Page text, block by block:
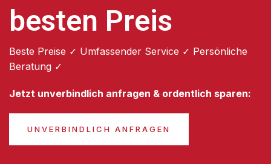
besten Preis
Beste Preise ✓ Umfassender Service ✓ Persönliche
Beratung ✓
Jetzt unverbindlich anfragen & ordentlich sparen:
UNVERBINDLICH ANFRAGEN